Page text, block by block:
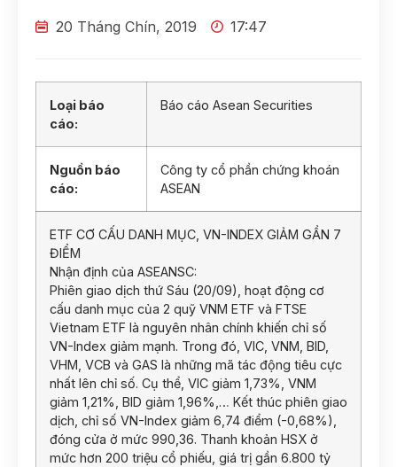
20 Tháng Chín, 2019 17:47
Loại báo
cáo:
Báo cáo Asean Securities
Nguồn báo
cáo:
Công ty cổ phần chứng khoán
ASEAN
ETF CƠ CẤU DANH MỤC, VN-INDEX GIẢM GẦN 7
ĐIỂM
Nhận định của ASEANSC:
Phiên giao dịch thứ Sáu (20/09), hoạt động cơ
cấu danh mục của 2 quỹ VNM ETF và FTSE
Vietnam ETF là nguyên nhân chính khiến chỉ số
VN-Index giảm mạnh. Trong đó, VIC, VNM, BID,
VHM, VCB và GAS là những mã tác động tiêu cực
nhất lên chỉ số. Cụ thể, VIC giảm 1,73%, VNM
giảm 1,21%, BID giảm 1,96%,… Kết thúc phiên giao
dịch, chỉ số VN-Index giảm 6,74 điểm (-0,68%),
đóng cửa ở mức 990,36. Thanh khoản HSX ở
mức hơn 200 triệu cổ phiếu, giá trị gần 6.800 tỷ